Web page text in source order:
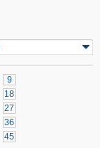
9
18
27
36
45